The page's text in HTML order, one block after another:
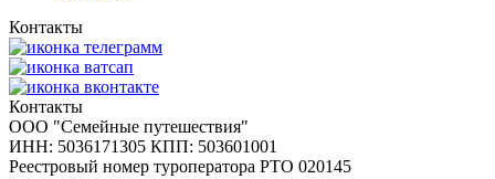
Контакты
Контакты
ООО "Семейные путешествия"
ИНН: 5036171305 КПП: 503601001
Реестровый номер туроператора РТО 020145